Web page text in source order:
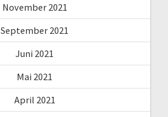
November 2021
September 2021
Juni 2021
Mai 2021
April 2021